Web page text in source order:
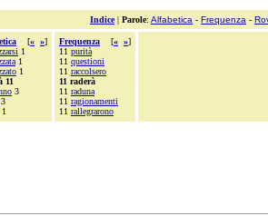
Indice| Parole: Alfabetica - Frequenza -
[« »]
1
1
1
11
3
3
1
Frequenza [« »]
11 purità
11 questioni
11 raccolsero
11 raderà
11 raduna
11 ragionamenti
11 rallegrarono